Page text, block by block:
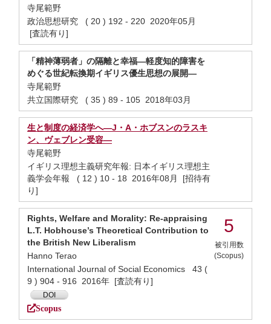
寺尾範野
政治思想研究 ( 20 ) 192 - 220 2020年05月
[査読有り]
「精神薄弱者」の隔離と幸福―軽度知的障害を
めぐる世紀転換期イギリス優生思想の展開―
寺尾範野
共立国際研究 ( 35 ) 89 - 105 2018年03月
生と制度の経済学へ―J・A・ホブスンのラスキ
ン、ヴェブレン受容―
寺尾範野
イギリス理想主義研究年報: 日本イギリス理想主
義学会年報 ( 12 ) 10 - 18 2016年08月 [招待有
り]
Rights, Welfare and Morality: Re-appraising
L.T. Hobhouse’s Theoretical Contribution to
the British New Liberalism
Hanno Terao
International Journal of Social Economics 43 (
9 ) 904 - 916 2016年 [査読有り]
DOI
Scopus
5
被引用数
(Scopus)